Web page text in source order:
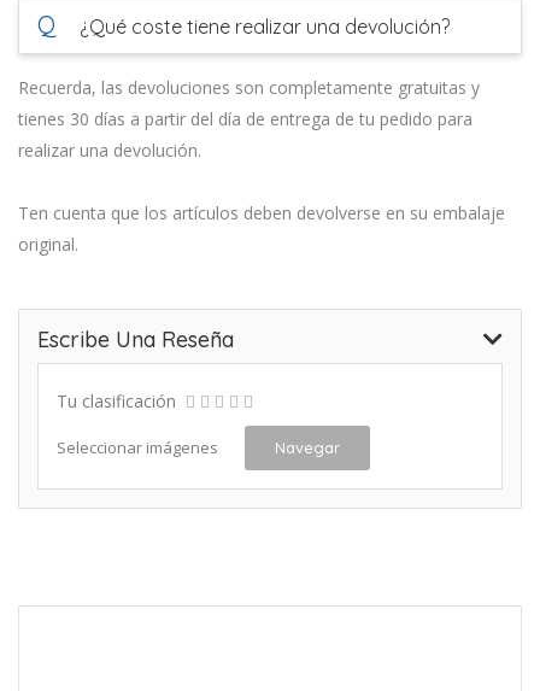
Q ¿Qué coste tiene realizar una devolución?
Recuerda, las devoluciones son completamente gratuitas y
tienes 30 días a partir del día de entrega de tu pedido para
realizar una devolución.
Ten cuenta que los artículos deben devolverse en su embalaje
original.
Escribe Una Reseña
Tu clasificación
Seleccionar imágenes Navegar